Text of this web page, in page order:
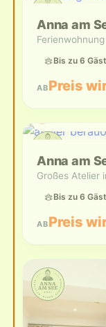
Anna am
Bis zu 6
ABPreis
Anna am
Großes Atelier
Bis zu 6
ABPreis